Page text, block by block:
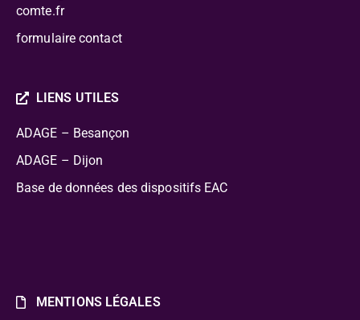
comte.fr
formulaire contact
LIENS UTILES
ADAGE – Besançon
ADAGE – Dijon
Base de données des dispositifs EAC
MENTIONS LÉGALES